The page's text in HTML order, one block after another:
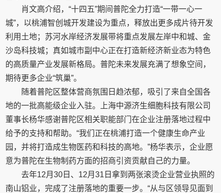
肖文高介绍，“十四五”期间普陀全力打造“一带一心一
城”，以桃浦智创城开发建设为重点，释放出更多成片待开发
利用土地；苏河水岸经济发展带将重点发展左岸中和城、金
沙岛科技城；真如城市副中心正在打造新经济新业态为特色
的高质量产业发展新格局。普陀未来发展充满了想象空间，
期待更多企业“筑巢”。
随着普陀区整体营商氛围日趋浓郁，吸引了来自全国各
地的一批高能级企业入驻。上海中源济生细胞科技有限公司
董事长杨华感谢普陀区相关职能部门在企业注册落地过程中
给予的支持和帮助。“我们正在桃浦打造一个健康生命产业
园，并将打造成生物医药和科技的高地。”杨华表示，企业愿
意为普陀在生物制药方面的招商引资贡献自己的力量。
去年12月30日、12月31日拿到两张滚烫企业营业执照的
南山铝业，完成了注册落地的重要一步。“从与区领导见面到